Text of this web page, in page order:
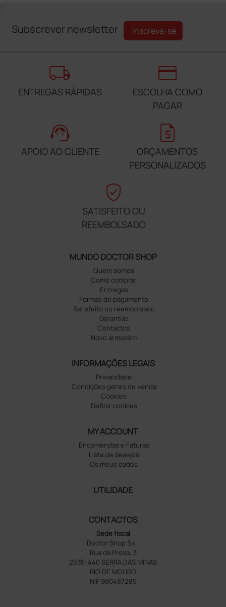
;
Subscrever newsletter Inscreva-se
local_shipping
ENTREGAS RÁPIDAS
credit_card
ESCOLHA COMO
PAGAR
support_agent
APOIO AO CLIENTE
request_quote
ORÇAMENTOS
PERSONALIZADOS
verified_user
SATISFEITO OU
REEMBOLSADO
MUNDO DOCTOR SHOP
Quem somos
Como comprar
Entregas
Formas de pagamento
Satisfeito ou reembolsado
Garantias
Contactos
Novo armazém
INFORMAÇÕES LEGAIS
Privacidade
Condições gerais de venda
Cookies
Definir cookies
MY ACCOUNT
Encomendas e Faturas
Lista de desejos
Os meus dados
UTILIDADE
CONTACTOS
Sede fiscal
Doctor Shop S.r.l.
Rua da Presa, 3
2635-440 SERRA DAS MINAS
RIO DE MOURO
NIF 980487285